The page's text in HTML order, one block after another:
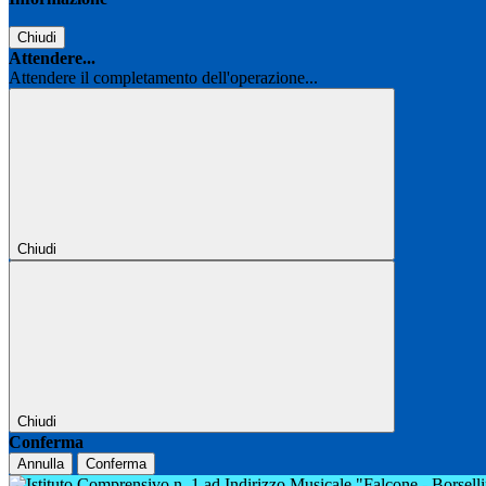
Chiudi
Attendere...
Attendere il completamento dell'operazione...
Chiudi
Chiudi
Conferma
Annulla Conferma